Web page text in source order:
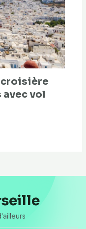
croisière
avec vol